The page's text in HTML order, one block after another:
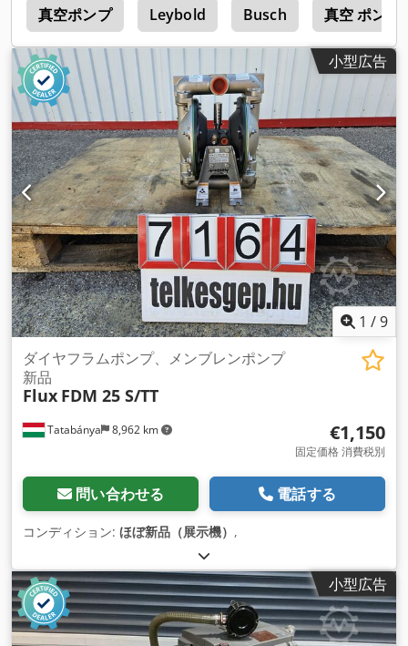
真空ポンプ Leybold Busch 真空 ポンプ
小型広告
1 /9
Tatabánya 8,962 km
ダイヤフラムポンプ、メンブレンポンプ
新品
Flux FDM 25 S/TT
€1,150
固定価格 消費税別
問い合わせる 電話する
コンディション: ほぼ新品（展示機） ,
小型広告